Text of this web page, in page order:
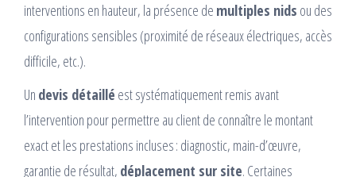
interventions en hauteur, la présence de multiples nids ou des
configurations sensibles (proximité de réseaux électriques, accès
difficile, etc.).
Un devis détaillé est systématiquement remis avant
l’intervention pour permettre au client de connaître le montant
exact et les prestations incluses : diagnostic, main-d’œuvre,
garantie de résultat, déplacement sur site. Certaines